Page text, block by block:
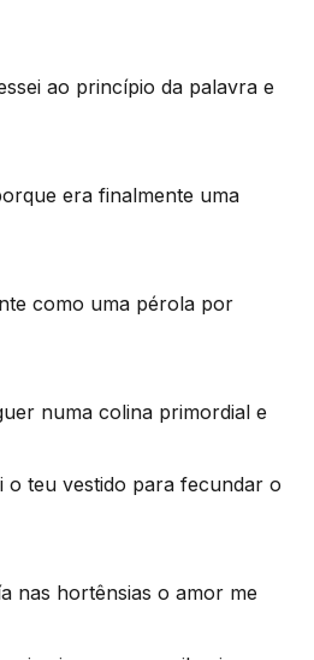
ao princípio da palavra e
era finalmente uma
como uma pérola por
numa colina primordial e
o teu vestido para fecundar o
nas hortênsias o amor me